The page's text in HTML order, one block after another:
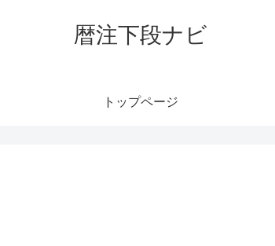
暦注下段ナビ
トップページ